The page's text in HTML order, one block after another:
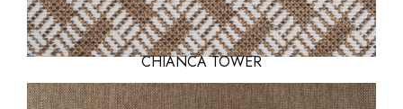
CHIANCA TOWER